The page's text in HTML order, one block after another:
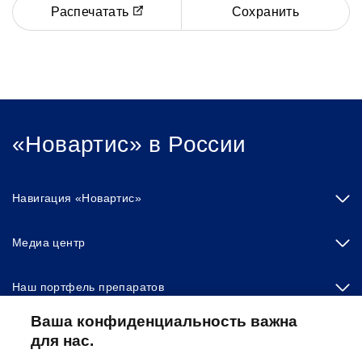
Распечатать Сохранить
«Новартис» в России
Навигация «Новартис»
Медиа центр
Наш портфель препаратов
Другие сайты «Новартис»
Ваша конфиденциальность важна
для нас.